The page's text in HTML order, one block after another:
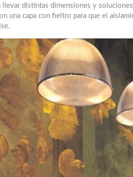
llevar distintas dimensiones y
una capa con fieltro para que el